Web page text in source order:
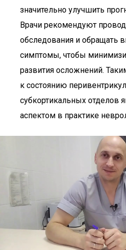
значительно улучшить
Врачи рекомендуют
обследования и обращать
симптомы, чтобы
развития осложнений.
к состоянию
субкортикальных отделов
аспектом в практике